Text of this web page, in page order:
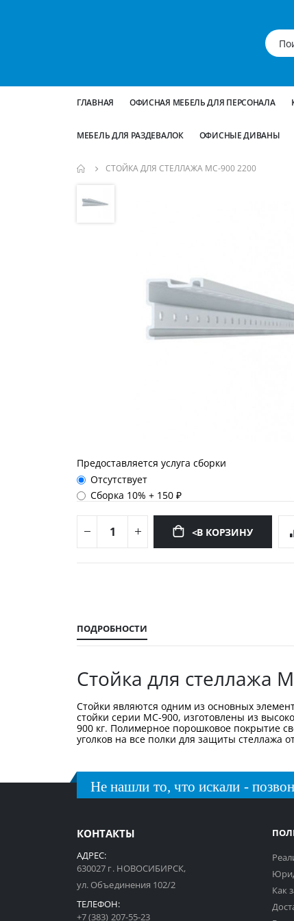
ГЛАВНАЯ ОФИСНАЯ МЕБЕЛЬ ДЛЯ ПЕРСОНАЛА
МЕБЕЛЬ ДЛЯ РАЗДЕВАЛОК ОФИСНЫЕ ДИВАНЫ
СТОЙКА ДЛЯ СТЕЛЛАЖА МС-900 2200
Предоставляется услуга сборки
Отсутствует
Сборка 10%+ 150 ₽
<В КОРЗИНУ
изображений
ПОДРОБНОСТИ
Стойка для стеллажа
Стойки являются одним из основных
стойки серии МС-900, изготовлены из
900 кг. Полимерное порошковое покрытие
уголков на все полки для защиты стеллажа
Не нашли то, что искали -
КОНТАКТЫ
АДРЕС:
630027 г. НОВОСИБИРСК,
ул. Объединения 102/2
ТЕЛЕФОН:
+7 (383) 207-55-23
Как